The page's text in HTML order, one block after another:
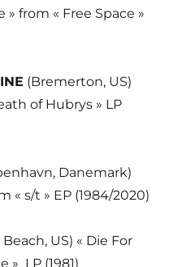
» from « Free Space »
(Bremerton, US)
of Hubrys » LP
Danemark)
« s/t » EP (1984/2020)
US) « Die For
» LP (1981)